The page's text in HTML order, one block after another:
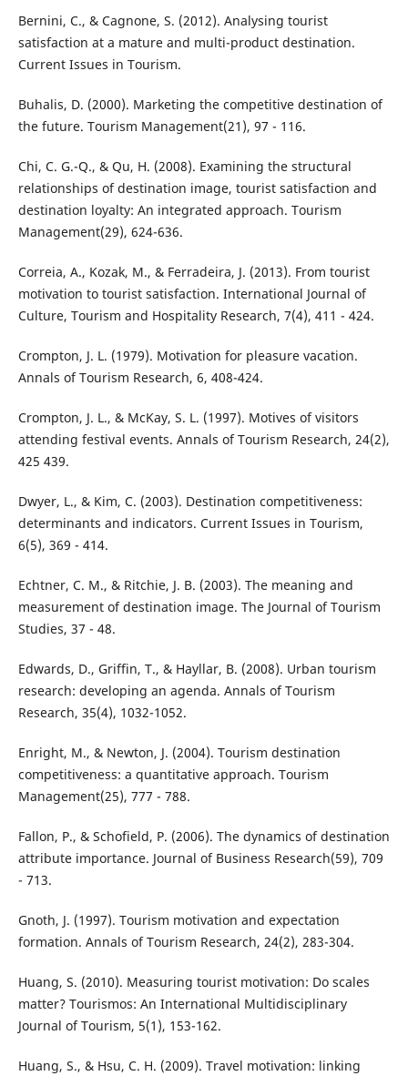
Bernini, C., & Cagnone, S. (2012). Analysing tourist
satisfaction at a mature and multi-product destination.
Current Issues in Tourism.
Buhalis, D. (2000). Marketing the competitive destination of
the future. Tourism Management(21), 97 - 116.
Chi, C. G.-Q., & Qu, H. (2008). Examining the structural
relationships of destination image, tourist satisfaction and
destination loyalty: An integrated approach. Tourism
Management(29), 624-636.
Correia, A., Kozak, M., & Ferradeira, J. (2013). From tourist
motivation to tourist satisfaction. International Journal of
Culture, Tourism and Hospitality Research, 7(4), 411 - 424.
Crompton, J. L. (1979). Motivation for pleasure vacation.
Annals of Tourism Research, 6, 408-424.
Crompton, J. L., & McKay, S. L. (1997). Motives of visitors
attending festival events. Annals of Tourism Research, 24(2),
425 439.
Dwyer, L., & Kim, C. (2003). Destination competitiveness:
determinants and indicators. Current Issues in Tourism,
6(5), 369 - 414.
Echtner, C. M., & Ritchie, J. B. (2003). The meaning and
measurement of destination image. The Journal of Tourism
Studies, 37 - 48.
Edwards, D., Griffin, T., & Hayllar, B. (2008). Urban tourism
research: developing an agenda. Annals of Tourism
Research, 35(4), 1032-1052.
Enright, M., & Newton, J. (2004). Tourism destination
competitiveness: a quantitative approach. Tourism
Management(25), 777 - 788.
Fallon, P., & Schofield, P. (2006). The dynamics of destination
attribute importance. Journal of Business Research(59), 709
- 713.
Gnoth, J. (1997). Tourism motivation and expectation
formation. Annals of Tourism Research, 24(2), 283-304.
Huang, S. (2010). Measuring tourist motivation: Do scales
matter? Tourismos: An International Multidisciplinary
Journal of Tourism, 5(1), 153-162.
Huang, S., & Hsu, C. H. (2009). Travel motivation: linking